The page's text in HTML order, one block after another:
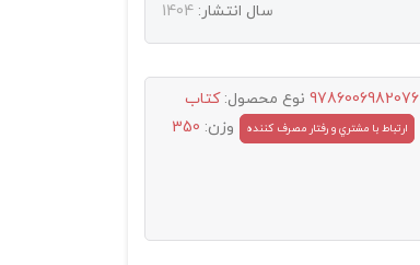
سال انتشار: 1404
9786006982076 نوع محصول:کتاب
ارتباط با مشتري و رفتار مصرف کننده وزن: 350